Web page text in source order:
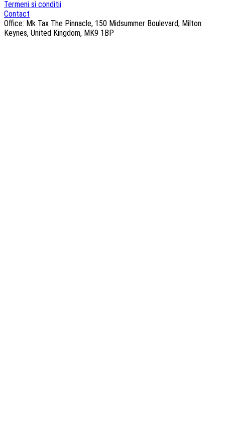
Termeni si conditii
Contact
Office: Mk Tax The Pinnacle, 150 Midsummer Boulevard, Milton
Keynes, United Kingdom, MK9 1BP